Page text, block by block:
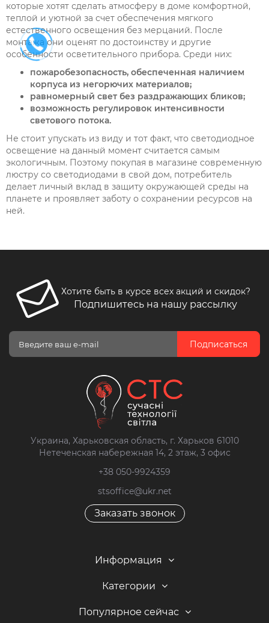
которые хотят сделать атмосферу в доме комфортной,
теплой и уютной за счет обеспечения мягкого
естественного освещения без мерцаний. После
монтажа они оценят по достоинству и другие
особенности осветительного прибора. Среди них:
пожаробезопасность, обеспеченная наличием
корпуса из негорючих материалов;
равномерный свет без раздражающих бликов;
возможность регулировок интенсивности
светового потока.
Не стоит упускать из виду и тот факт, что светодиодное
освещение на данный момент считается самым
экологичным. Поэтому покупая в магазине современную
люстру со светодиодами в свой дом, потребитель
делает личный вклад в защиту окружающей среды на
планете и проявляет заботу о сохранении ресурсов на
ней.
Хотите быть в курсе всех акций и скидок?
Подпишитесь на нашу рассылку
Подписаться
Украина, Харьковская область, г. Харьков 61010
Нетеченская набережная 14, 2 этаж, 3 офис
+38 050-9924359
stsoffice@ukr.net
Заказать звонок
Информация
Категории
Популярное сейчас